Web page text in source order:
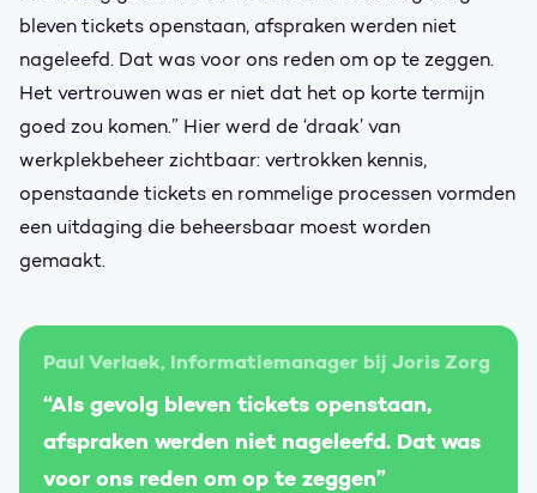
bleven tickets openstaan, afspraken werden niet
nageleefd. Dat was voor ons reden om op te zeggen.
Het vertrouwen was er niet dat het op korte termijn
goed zou komen.” Hier werd de ‘draak’ van
werkplekbeheer zichtbaar: vertrokken kennis,
openstaande tickets en rommelige processen vormden
een uitdaging die beheersbaar moest worden
gemaakt.
Paul Verlaek, Informatiemanager bij Joris Zorg
“Als gevolg bleven tickets openstaan,
afspraken werden niet nageleefd. Dat was
voor ons reden om op te zeggen”